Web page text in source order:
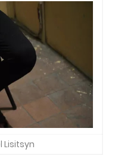
Lisitsyn